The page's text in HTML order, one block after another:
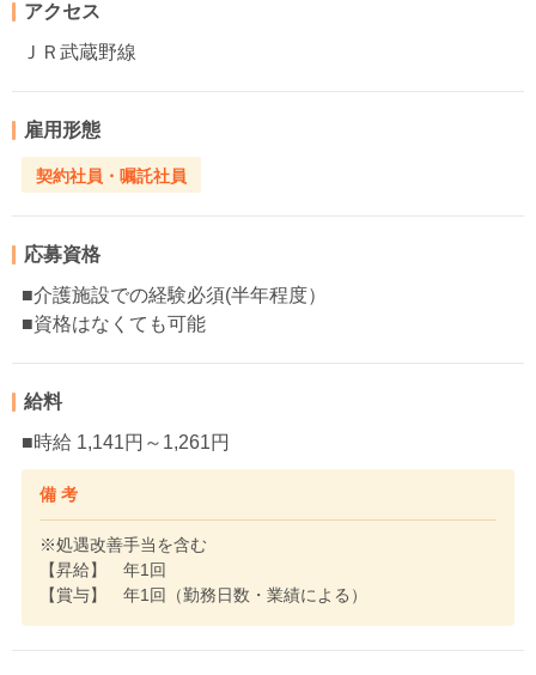
アクセス
ＪＲ武蔵野線
雇用形態
契約社員・嘱託社員
応募資格
■介護施設での経験必須(半年程度）
■資格はなくても可能
給料
■時給 1,141円～1,261円
備 考
※処遇改善手当を含む
【昇給】 年1回
【賞与】 年1回（勤務日数・業績による）